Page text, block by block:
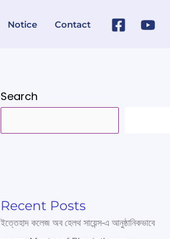
Notice Contact
Search
Recent Posts
ইত্তেহাদ কলেজ অব হেলথ সায়েন্স-এ আনুষ্ঠানিকভাবে